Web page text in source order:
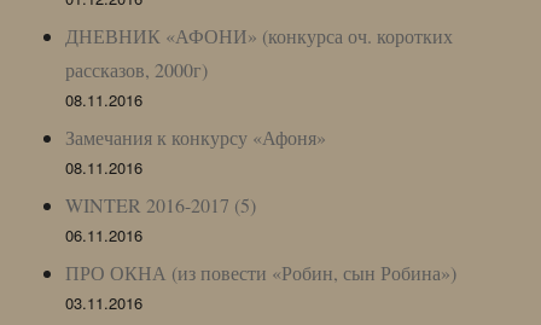
ДНЕВНИК «АФОНИ» (конкурса оч. коротких
рассказов, 2000г)
08.11.2016
Замечания к конкурсу «Афоня»
08.11.2016
WINTER 2016-2017 (5)
06.11.2016
ПРО ОКНА (из повести «Робин, сын Робина»)
03.11.2016